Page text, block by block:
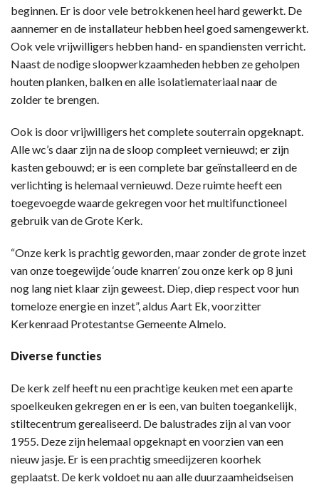
beginnen. Er is door vele betrokkenen heel hard gewerkt. De
aannemer en de installateur hebben heel goed samengewerkt.
Ook vele vrijwilligers hebben hand- en spandiensten verricht.
Naast de nodige sloopwerkzaamheden hebben ze geholpen
houten planken, balken en alle isolatiemateriaal naar de
zolder te brengen.
Ook is door vrijwilligers het complete souterrain opgeknapt.
Alle wc’s daar zijn na de sloop compleet vernieuwd; er zijn
kasten gebouwd; er is een complete bar geïnstalleerd en de
verlichting is helemaal vernieuwd. Deze ruimte heeft een
toegevoegde waarde gekregen voor het multifunctioneel
gebruik van de Grote Kerk.
“Onze kerk is prachtig geworden, maar zonder de grote inzet
van onze toegewijde ‘oude knarren’ zou onze kerk op 8 juni
nog lang niet klaar zijn geweest. Diep, diep respect voor hun
tomeloze energie en inzet”, aldus Aart Ek, voorzitter
Kerkenraad Protestantse Gemeente Almelo.
Diverse functies
De kerk zelf heeft nu een prachtige keuken met een aparte
spoelkeuken gekregen en er is een, van buiten toegankelijk,
stiltecentrum gerealiseerd. De balustrades zijn al van voor
1955. Deze zijn helemaal opgeknapt en voorzien van een
nieuw jasje. Er is een prachtig smeedijzeren koorhek
geplaatst. De kerk voldoet nu aan alle duurzaamheidseisen